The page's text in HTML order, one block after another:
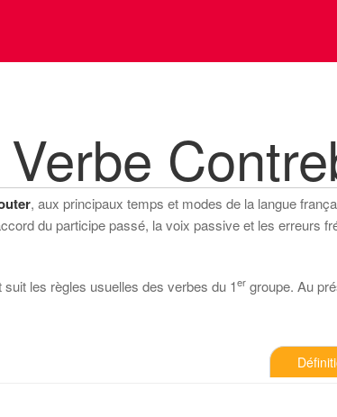
, aux principaux temps et modes de la langue
du participe passé, la voix passive et les erreurs
les règles usuelles des verbes du 1er groupe. Au